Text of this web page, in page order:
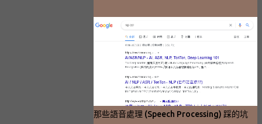
那些語音處理 (Speech Processing) 踩的坑